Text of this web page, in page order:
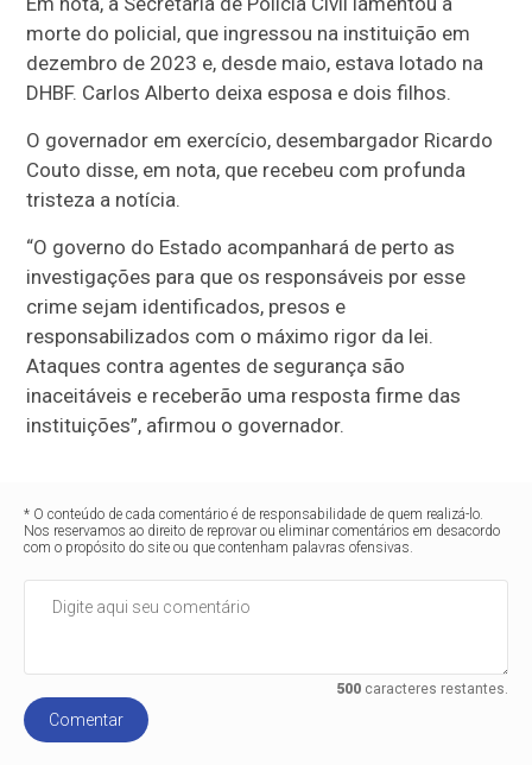
morte do policial, que ingressou na instituição em
dezembro de 2023 e, desde maio, estava lotado na
DHBF. Carlos Alberto deixa esposa e dois filhos.
O governador em exercício, desembargador Ricardo
Couto disse, em nota, que recebeu com profunda
tristeza a notícia.
“O governo do Estado acompanhará de perto as
investigações para que os responsáveis por esse
crime sejam identificados, presos e
responsabilizados com o máximo rigor da lei.
Ataques contra agentes de segurança são
inaceitáveis e receberão uma resposta firme das
instituições”, afirmou o governador.
* O conteúdo de cada comentário é de responsabilidade de quem realizá-lo.
Nos reservamos ao direito de reprovar ou eliminar comentários em desacordo
com o propósito do site ou que contenham palavras ofensivas.
500caracteres restantes.
Comentar